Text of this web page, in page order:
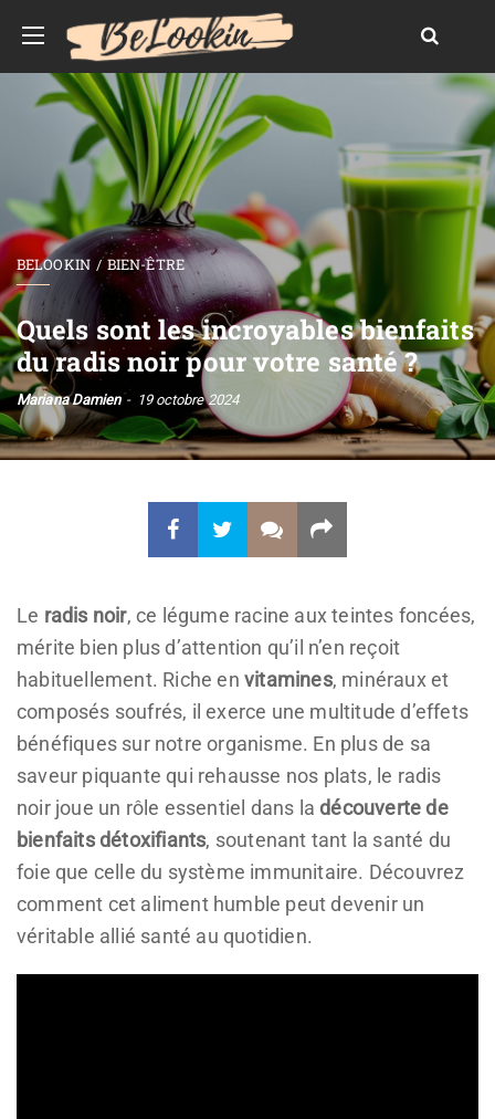
BELOOKIN BIEN-ÊTRE
Quels sont les incroyables bienfaits
du radis noir pour votre santé ?
Mariana Damien 19 octobre 2024
Le radis noir, ce légume racine aux teintes foncées,
mérite bien plus d’attention qu’il n’en reçoit
habituellement. Riche en vitamines, minéraux et
composés soufrés, il exerce une multitude d’effets
bénéfiques sur notre organisme. En plus de sa
saveur piquante qui rehausse nos plats, le radis
noir joue un rôle essentiel dans ladécouverte de
bienfaits détoxifiants, soutenant tant la santé du
foie que celle du système immunitaire. Découvrez
comment cet aliment humble peut devenir un
véritable allié santé au quotidien.